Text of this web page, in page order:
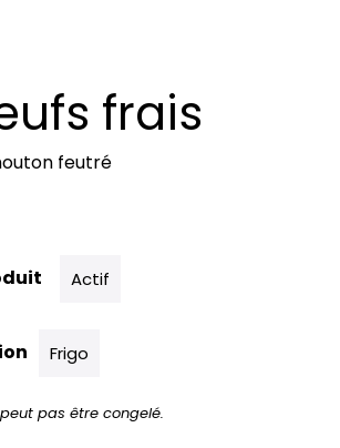
frais
feutré
Actif
Frigo
pas être congelé.